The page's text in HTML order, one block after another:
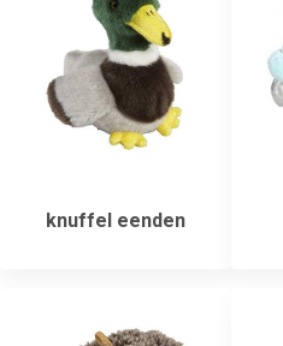
knuffel eenden